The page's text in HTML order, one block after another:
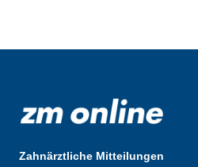
Zahnärztliche Mitteilungen